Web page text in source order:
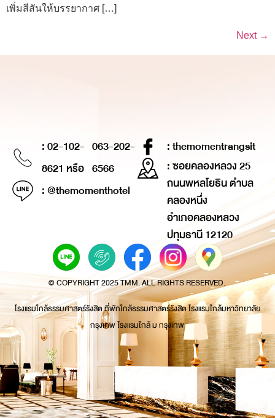
เพิ่มสีสันให้บรรยากาศ […]
Next →
: 02-102-
8621 หรือ
063-202-
6566
: @themomenthotel
: themomentrangsit
: ซอยคลองหลวง 25
ถนนพหลโยธิน ตำบล
คลองหนึ่ง
อำเภอคลองหลวง
ปทุมธานี 12120
© COPYRIGHT 2025 TMM. ALL RIGHTS RESERVED.
โรงแรมใกล้ธรรมศาสตร์รังสิต ที่พักใกล้ธรรมศาสตร์รังสิต โรงแรมใกล้มหาวิทยาลัย
กรุงเทพ โรงแรมใกล้ ม กรุงเทพ